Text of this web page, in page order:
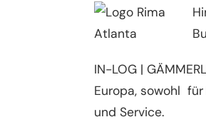
IN-LOG |
Europa, sowohl für
und Service.